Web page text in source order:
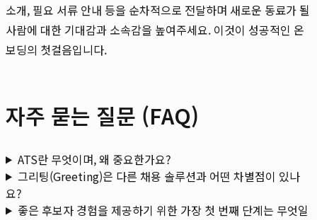
소개, 필요 서류 안내 등을 순차적으로 전달하며 새로운 동료가 될
사람에 대한 기대감과 소속감을 높여주세요. 이것이 성공적인 온
보딩의 첫걸음입니다.
자주 묻는 질문 (FAQ)
ATS란 무엇이며, 왜 중요한가요?
그리팅(Greeting)은 다른 채용 솔루션과 어떤 차별점이 있나
요?
좋은 후보자 경험을 제공하기 위한 가장 첫 번째 단계는 무엇일